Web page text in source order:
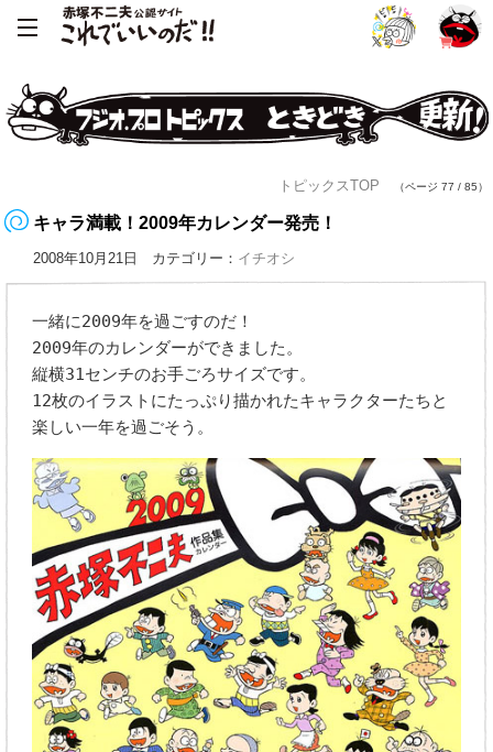
トピックスTOP （ページ 77 / 85）
キャラ満載！2009年カレンダー発売！
2008年10月21日 カテゴリー： イチオシ
一緒に2009年を過ごすのだ！
2009年のカレンダーができました。
縦横31センチのお手ごろサイズです。
12枚のイラストにたっぷり描かれたキャラクターたちと
楽しい一年を過ごそう。